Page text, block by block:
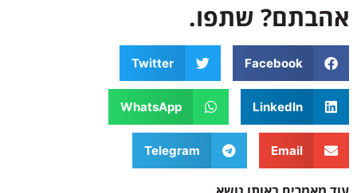
אהבתם? שתפו.
Facebook
Twitter
LinkedIn
WhatsApp
Email
Telegram